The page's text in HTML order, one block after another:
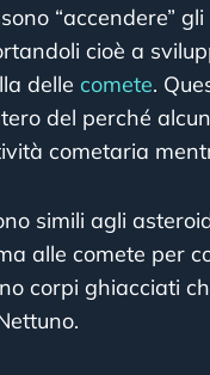
“accendere”
cioè a
delle comete.
del perché
cometaria
simili agli
alle comete per
corpi ghiacciati